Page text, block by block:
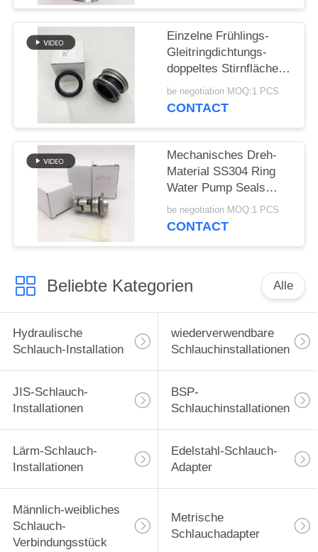
Einzelne Frühlings-
Gleitringdichtungs-
doppeltes Stirnfläche-
Gummi-Gebrüll
be negotiation MOQ:1 PCS
CONTACT
Mechanisches Dreh-
Material SS304 Ring
Water Pump Seals
12mm
be negotiation MOQ:1 PCS
CONTACT
Beliebte Kategorien Alle
Hydraulische
Schlauch-Installation
wiederverwendbare
Schlauchinstallationen
JIS-Schlauch-
Installationen
BSP-
Schlauchinstallationen
Lärm-Schlauch-
Installationen
Edelstahl-Schlauch-
Adapter
Männlich-weibliches
Schlauch-
Verbindungsstück
Metrische
Schlauchadapter